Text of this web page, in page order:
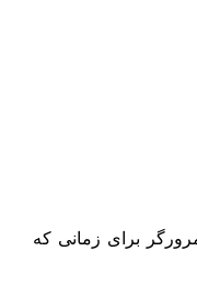
برای زمانی که